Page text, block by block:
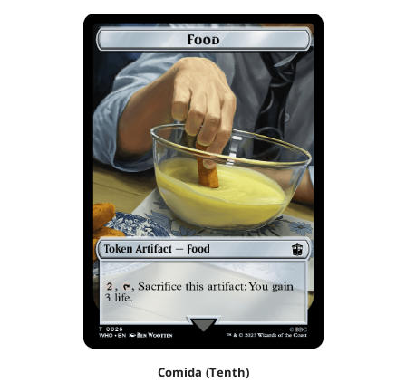
Comida (Tenth)